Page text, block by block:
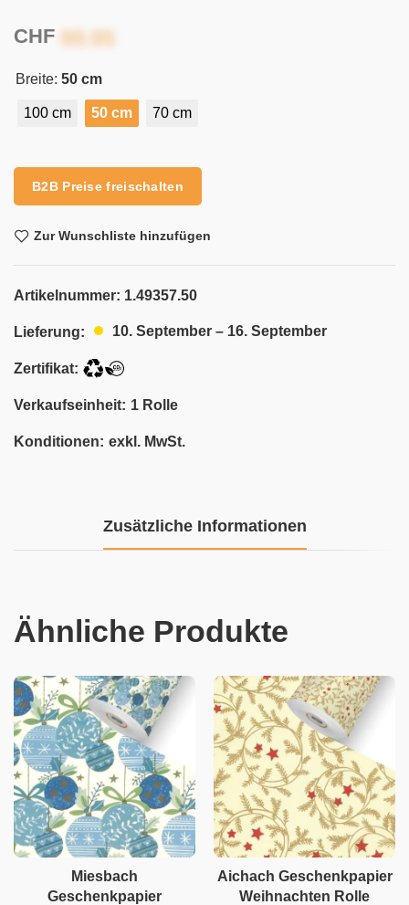
CHF
Breite: 50 cm
100 cm 50 cm 70 cm
B2B Preise freischalten
Zur Wunschliste hinzufügen
Artikelnummer: 1.49357.50
Lieferung: 10. September – 16. September
Zertifikat:
Verkaufseinheit: 1 Rolle
Konditionen: exkl. MwSt.
Zusätzliche Informationen
Ähnliche Produkte
Miesbach
Geschenkpapier
Aichach Geschenkpapier
Weihnachten Rolle